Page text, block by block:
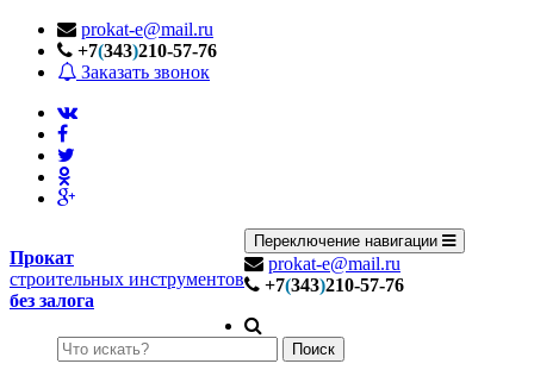
prokat-e@mail.ru
+7(343)210-57-76
Заказать звонок
Прокат
строительных инструментов
без залога
Переключение навигации
prokat-e@mail.ru
+7(343)210-57-76
Поиск